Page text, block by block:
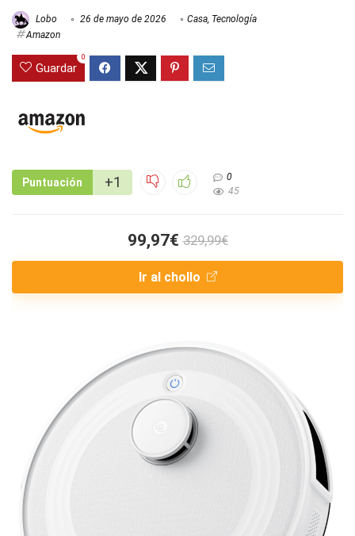
Lobo 26 de mayo de 2026 Casa, Tecnología
Amazon
Guardar
0
Puntuación +1
0
45
99,97€ 329,99€
Ir al chollo